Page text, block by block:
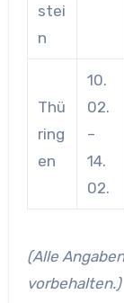
stei
n
Thü
ring
en
10.
02.
–
14.
02.
(Alle
vorbehalten.)